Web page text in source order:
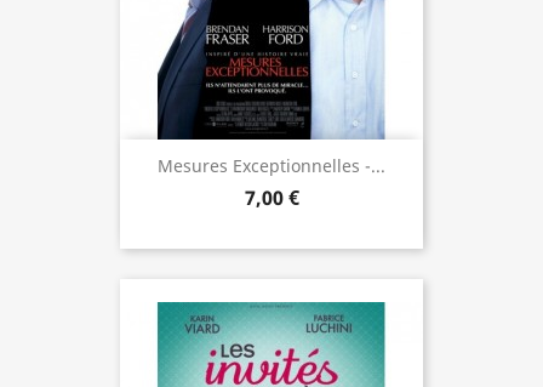
Mesures Exceptionnelles -...
7,00 €